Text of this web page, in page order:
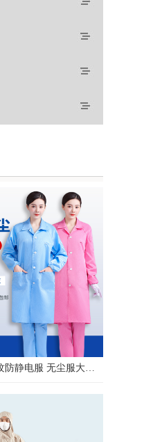
防静电大褂 条纹防静电服 无尘服大褂 防静电大褂工作服